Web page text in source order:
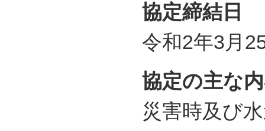
協定締結日
令和2年3月
協定の主な
災害時及び